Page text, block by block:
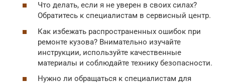
Что делать, если я не уверен в своих силах?
Обратитесь к специалистам в сервисный центр.
Как избежать распространенных ошибок при
ремонте кузова? Внимательно изучайте
инструкции, используйте качественные
материалы и соблюдайте технику безопасности.
Нужно ли обращаться к специалистам для